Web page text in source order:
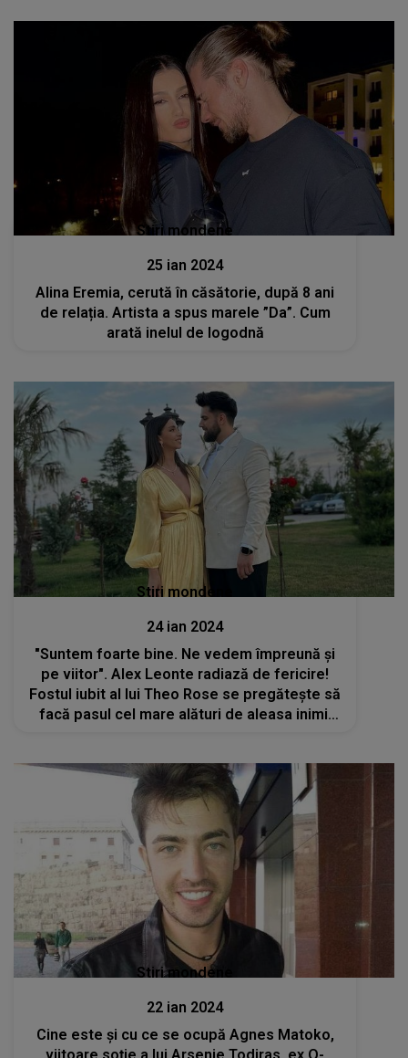
Stiri mondene
25 ian 2024
Alina Eremia, cerută în căsătorie, după 8 ani
de relația. Artista a spus marele ”Da”. Cum
arată inelul de logodnă
Stiri mondene
24 ian 2024
"Suntem foarte bine. Ne vedem împreună și
pe viitor". Alex Leonte radiază de fericire!
Fostul iubit al lui Theo Rose se pregătește să
facă pasul cel mare alături de aleasa inimii
Stiri mondene
22 ian 2024
Cine este și cu ce se ocupă Agnes Matoko,